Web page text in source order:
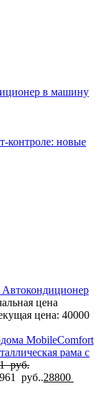
в машину
контроле: новые
Автокондиционер
цена
цена: 40000
MobileComfort
рама с
руб.
руб..28800